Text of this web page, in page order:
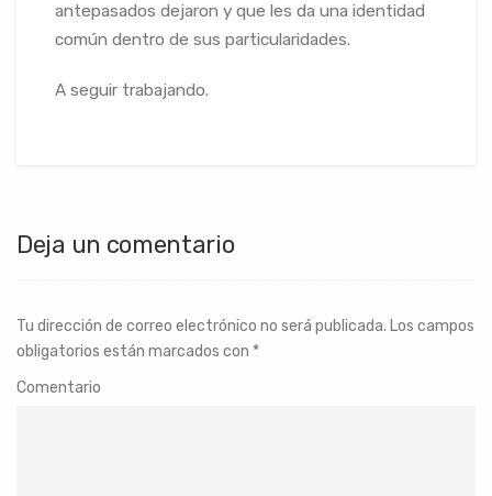
antepasados dejaron y que les da una identidad
común dentro de sus particularidades.
A seguir trabajando.
Deja un comentario
Tu dirección de correo electrónico no será publicada. Los campos
obligatorios están marcados con *
Comentario